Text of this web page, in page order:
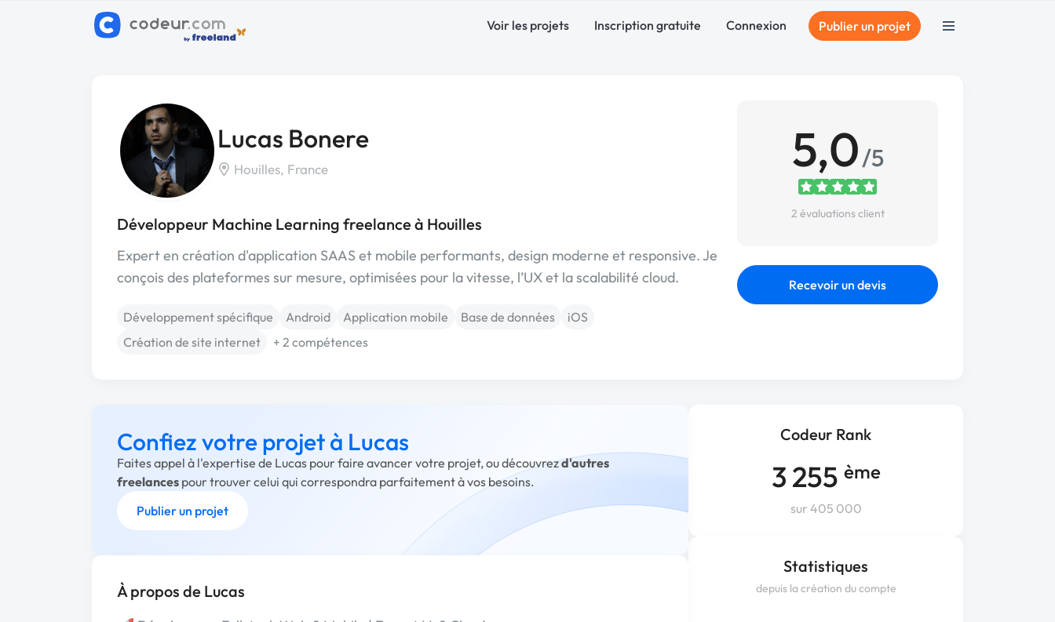
Voir les projets Inscription gratuite Connexion Publier un projet
Lucas Bonere
Houilles, France
Développeur Machine Learning freelance à Houilles
Expert en création d'application SAAS et mobile performants, design moderne et responsive. Je
conçois des plateformes sur mesure, optimisées pour la vitesse, l’UX et la scalabilité cloud.
Développement spécifique Android Application mobile Base de données
iOS
Création de site internet
+ 2 compétences
5,0/5
2 évaluations client
Recevoir un devis
Codeur Rank
3 255 ème
sur 405 000
Statistiques
depuis la création du compte
Confiez votre projet à Lucas
Faites appel à l'expertise de Lucas pour faire avancer votre projet, ou découvrezd'autres
freelances pour trouver celui qui correspondra parfaitement à vos besoins.
Publier un projet
À propos de Lucas